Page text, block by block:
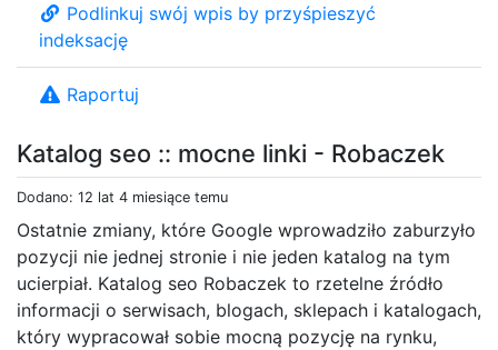
Katalog seo :: mocne linki - Robaczek
Dodano: 12 lat 4 miesiące temu
Ostatnie zmiany, które Google wprowadziło zaburzyło
pozycji nie jednej stronie i nie jeden katalog na tym
ucierpiał. Katalog seo Robaczek to rzetelne źródło
informacji o serwisach, blogach, sklepach i katalogach,
który wypracował sobie mocną pozycję na rynku,
Podlinkuj swój wpis by przyśpieszyć
indeksację
Raportuj